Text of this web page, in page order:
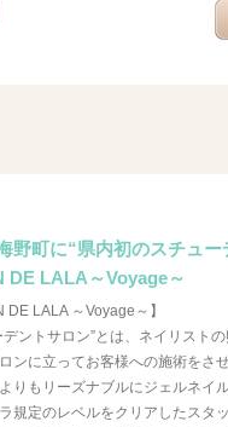
野町に“県内初のスチュ
DE LALA～Voyage～
DE LALA ～Voyage～】
デントサロン”とは、ネイリスト
ンに立ってお客様への施術をさ
りもリーズナブルにジェルネイ
規定のレベルをクリアしたスタ